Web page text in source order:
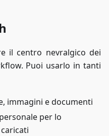
il centro nevralgico dei
Puoi usarlo in tanti
immagini e documenti
per lo